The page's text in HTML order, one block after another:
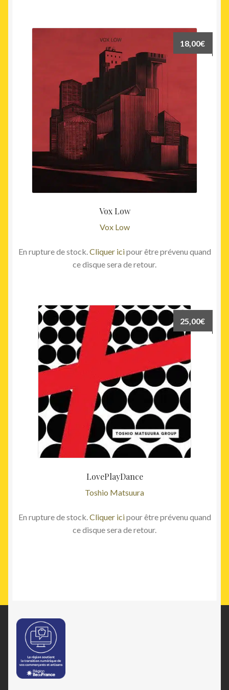
Vox Low
Vox Low
18,00€
En rupture de stock. Cliquer icipour être prévenu quand
ce disque sera de retour.
LovePlayDance
Toshio Matsuura
25,00€
En rupture de stock. Cliquer icipour être prévenu quand
ce disque sera de retour.